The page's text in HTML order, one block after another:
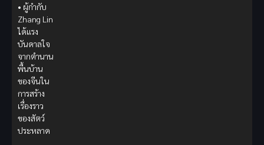
• ผู้กำกับ
Zhang Lin
ได้แรง
บันดาลใจ
จากตำนาน
พื้นบ้าน
ของจีนใน
การสร้าง
เรื่องราว
ของสัตว์
ประหลาด